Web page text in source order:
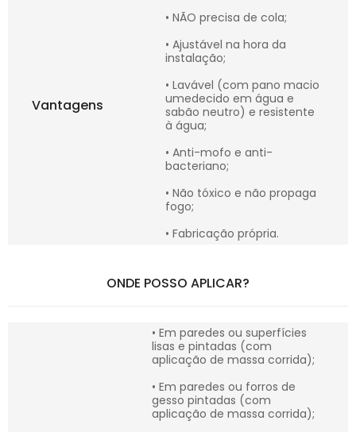
Vantagens
• NÃO precisa de cola;
• Ajustável na hora da
instalação;
• Lavável (com pano macio
umedecido em água e
sabão neutro) e resistente
à água;
• Anti-mofo e anti-
bacteriano;
• Não tóxico e não propaga
fogo;
• Fabricação própria.
ONDE POSSO APLICAR?
• Em paredes ou superfícies
lisas e pintadas (com
aplicação de massa corrida);
• Em paredes ou forros de
gesso pintadas (com
aplicação de massa corrida);